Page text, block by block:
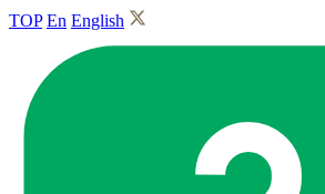
TOP En English